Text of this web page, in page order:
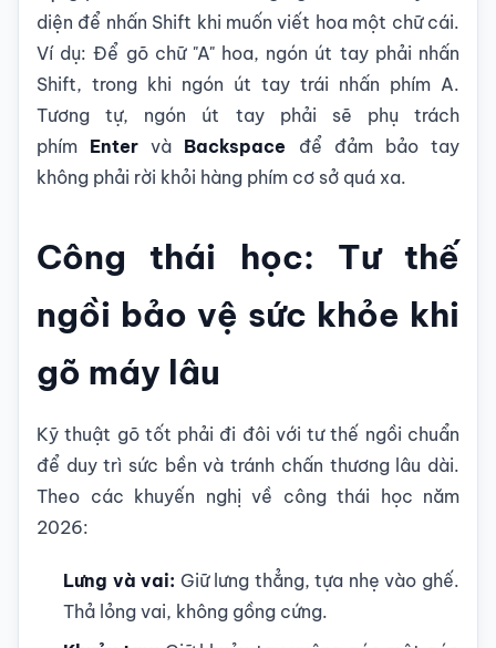
diện để nhấn Shift khi muốn viết hoa một chữ cái.
Ví dụ: Để gõ chữ "A" hoa, ngón út tay phải nhấn
Shift, trong khi ngón út tay trái nhấn phím A.
Tương tự, ngón út tay phải sẽ phụ trách
phím Enter và Backspace để đảm bảo tay
không phải rời khỏi hàng phím cơ sở quá xa.
Công thái học: Tư thế
ngồi bảo vệ sức khỏe khi
gõ máy lâu
Kỹ thuật gõ tốt phải đi đôi với tư thế ngồi chuẩn
để duy trì sức bền và tránh chấn thương lâu dài.
Theo các khuyến nghị về công thái học năm
2026:
Lưng và vai: Giữ lưng thẳng, tựa nhẹ vào ghế.
Thả lỏng vai, không gồng cứng.